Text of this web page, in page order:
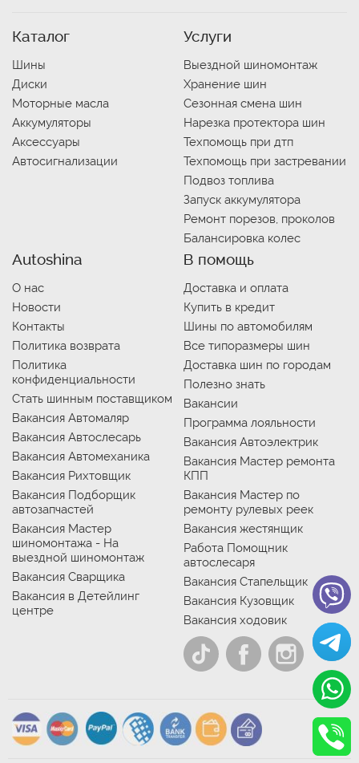
Каталог
Шины
Диски
Моторные масла
Аккумуляторы
Аксессуары
Автосигнализации
Услуги
Выездной шиномонтаж
Хранение шин
Сезонная смена шин
Нарезка протектора шин
Техпомощь при дтп
Техпомощь при застревании
Подвоз топлива
Запуск аккумулятора
Ремонт порезов, проколов
Балансировка колес
Autoshina
О нас
Новости
Контакты
Политика возврата
Политика
конфиденциальности
Стать шинным поставщиком
Вакансия Автомаляр
Вакансия Автослесарь
Вакансия Автомеханика
Вакансия Рихтовщик
Вакансия Подборщик
автозапчастей
Вакансия Мастер
шиномонтажа - На
выездной шиномонтаж
Вакансия Сварщика
Вакансия в Детейлинг
центре
В помощь
Доставка и оплата
Купить в кредит
Шины по автомобилям
Все типоразмеры шин
Доставка шин по городам
Полезно знать
Вакансии
Программа лояльности
Вакансия Автоэлектрик
Вакансия Мастер ремонта
КПП
Вакансия Мастер по
ремонту рулевых реек
Вакансия жестянщик
Работа Помощник
автослесаря
Вакансия Стапельщик
Вакансия Кузовщик
Вакансия ходовик